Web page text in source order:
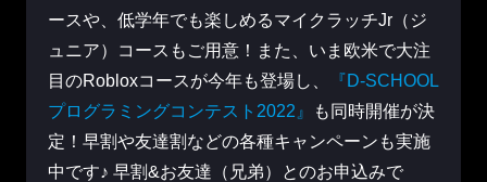
ースや、低学年でも楽しめるマイクラッチJr（ジ
ュニア）コースもご用意！ また、いま欧米で大注
目のRobloxコースが今年も登場し、
『D-SCHOOL
プログラミングコンテスト2022』
も同時開催が決
定！早割や友達割などの各種キャンペーンも実施
中です♪ 早割&お友達（兄弟）とのお申込みで